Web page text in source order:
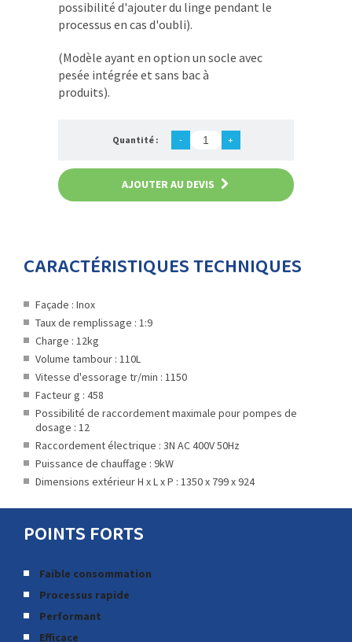
possibilité d'ajouter du linge pendant le
processus en cas d'oubli).
(Modèle ayant en option un socle avec
pesée intégrée et sans bac à
produits).
Quantité : - +
AJOUTER AU DEVIS
CARACTÉRISTIQUES TECHNIQUES
Façade : Inox
Taux de remplissage : 1:9
Charge : 12kg
Volume tambour : 110L
Vitesse d'essorage tr/min : 1150
Facteur g : 458
Possibilité de raccordement maximale pour pompes de
dosage : 12
Raccordement électrique : 3N AC 400V 50Hz
Puissance de chauffage : 9kW
Dimensions extérieur H x L x P : 1350 x 799 x 924
POINTS FORTS
Faible consommation
Processus rapide
Performant
Efficace